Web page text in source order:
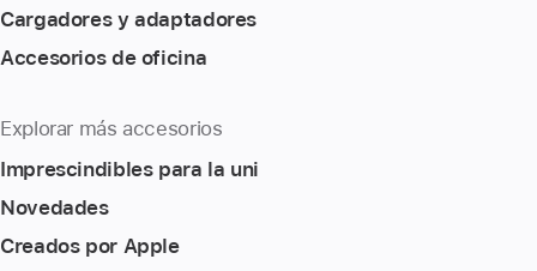
Cargadores y adaptadores
Accesorios de oficina
Explorar más accesorios
Imprescindibles para la uni
Novedades
Creados por Apple